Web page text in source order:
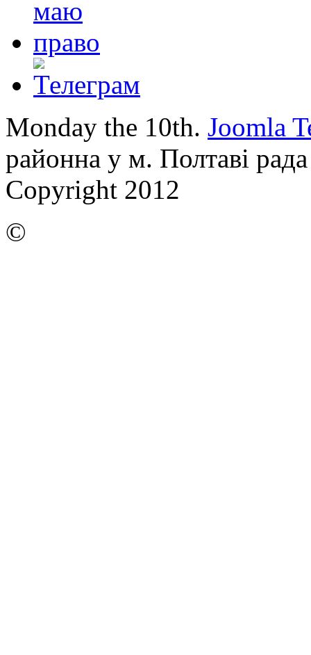
Monday the 10th. Joomla
районна у м. Полтаві рада
Copyright 2012
©